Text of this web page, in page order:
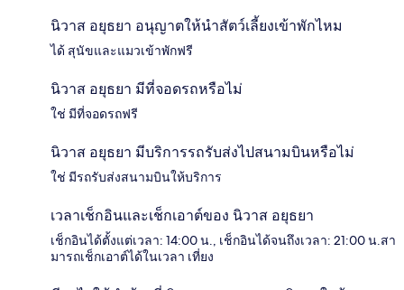
นิวาส อยุธยา อนุญาตให้นำสัตว์เลี้ยงเข้าพักไหม
ได้ สุนัขและแมวเข้าพักฟรี
นิวาส อยุธยา มีที่จอดรถหรือไม่
ใช่ มีที่จอดรถฟรี
นิวาส อยุธยา มีบริการรถรับส่งไปสนามบินหรือไม่
ใช่ มีรถรับส่งสนามบินให้บริการ
เวลาเช็กอินและเช็กเอาต์ของ นิวาส อยุธยา
เช็กอินได้ตั้งแต่เวลา: 14:00 น., เช็กอินได้จนถึงเวลา: 21:00 น.สา
มารถเช็กเอาต์ได้ในเวลา เที่ยง